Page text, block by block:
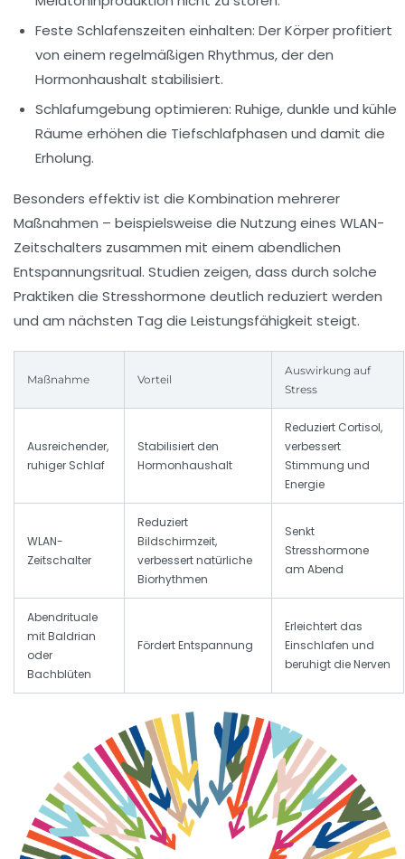
Feste Schlafenszeiten einhalten: Der Körper profitiert
von einem regelmäßigen Rhythmus, der den
Hormonhaushalt stabilisiert.
Schlafumgebung optimieren: Ruhige, dunkle und kühle
Räume erhöhen die Tiefschlafphasen und damit die
Erholung.
Besonders effektiv ist die Kombination mehrerer
Maßnahmen – beispielsweise die Nutzung eines WLAN-
Zeitschalters zusammen mit einem abendlichen
Entspannungsritual. Studien zeigen, dass durch solche
Praktiken die Stresshormone deutlich reduziert werden
und am nächsten Tag die Leistungsfähigkeit steigt.
Maßnahme Vorteil
Auswirkung auf
Stress
Ausreichender,
ruhiger Schlaf
Stabilisiert den
Hormonhaushalt
Reduziert Cortisol,
verbessert
Stimmung und
Energie
WLAN-
Zeitschalter
Reduziert
Bildschirmzeit,
verbessert natürliche
Biorhythmen
Senkt
Stresshormone
am Abend
Abendrituale
mit Baldrian
oder
Bachblüten
Fördert Entspannung
Erleichtert das
Einschlafen und
beruhigt die Nerven